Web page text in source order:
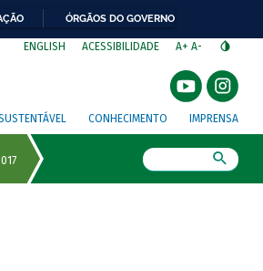
ÓRGÃOS DO GOVERNO
ENGLISH ACESSIBILIDADE A+ A-
CONHECIMENTO IMPRENSA